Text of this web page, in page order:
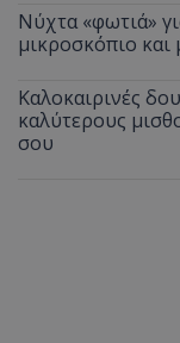
Νύχτα «φωτιά»
μικροσκόπιο
Καλοκαιρινές
καλύτερους
σου